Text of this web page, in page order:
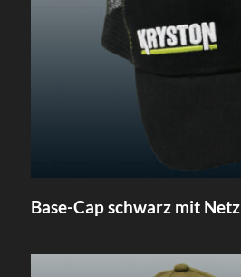
Base-Cap schwarz mit Netz